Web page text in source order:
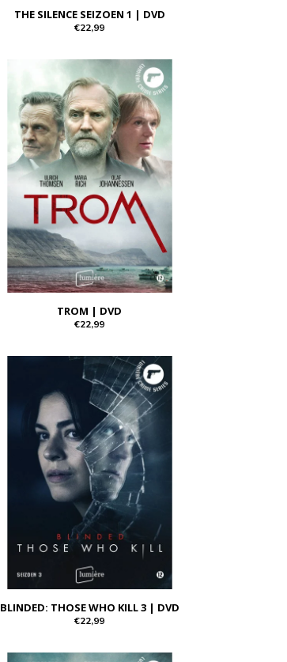
THE SILENCE SEIZOEN 1 | DVD
€22,99
TROM | DVD
€22,99
BLINDED: THOSE WHO KILL 3 | DVD
€22,99